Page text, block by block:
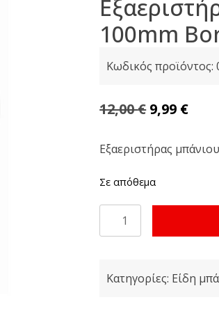
100mm
Κωδικός προϊόντος:
12,00€ Original
was:
9,99 €Η
τιμή
Εξαεριστήρας
Σε απόθεμα
μπάνιου
BTW4300
Κατηγορίες: Είδη